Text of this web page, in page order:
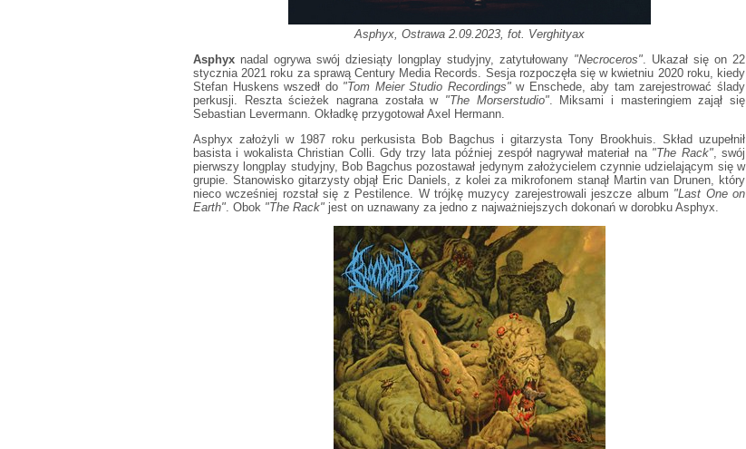
Asphyx, Ostrawa 2.09.2023, fot. Verghityax
Asphyx nadal ogrywa swój dziesiąty longplay studyjny, zatytułowany "Necroceros" . Ukazał się on 22
stycznia 2021 roku za sprawą Century Media Records. Sesja rozpoczęła się w kwietniu 2020 roku, kiedy
Stefan Huskens wszedł do "Tom Meier Studio Recordings"w Enschede, aby tam zarejestrować ślady
perkusji. Reszta ścieżek nagrana została w "The Morserstudio". Miksami i masteringiem zajął się
Sebastian Levermann. Okładkę przygotował Axel Hermann.
Asphyx założyli w 1987 roku perkusista Bob Bagchus i gitarzysta Tony Brookhuis. Skład uzupełnił
basista i wokalista Christian Colli. Gdy trzy lata później zespół nagrywał materiał na"The Rack", swój
pierwszy longplay studyjny, Bob Bagchus pozostawał jedynym założycielem czynnie udzielającym się w
grupie. Stanowisko gitarzysty objął Eric Daniels, z kolei za mikrofonem stanął Martin van Drunen, który
nieco wcześniej rozstał się z Pestilence. W trójkę muzycy zarejestrowali jeszcze album "Last One on
Earth" . Obok "The Rack" jest on uznawany za jedno z najważniejszych dokonań w dorobku Asphyx.